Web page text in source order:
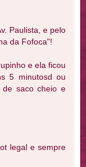
Paulista, e pelo
da Fofoca"!
e ela ficou
5 minutosd ou
de saco cheio e
legal e sempre